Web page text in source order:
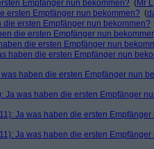
Empfänger nun bekommen? (Mr L
ersten Empfänger nun bekommen? (
die ersten Empfänger nun bekommen?
die ersten Empfänger nun
die ersten Empfänger nun
haben die ersten Empfänger nun
was haben die ersten Empfänger nun
Ja was haben die ersten Empfänger
Ja was haben die ersten
Ja was haben die ersten